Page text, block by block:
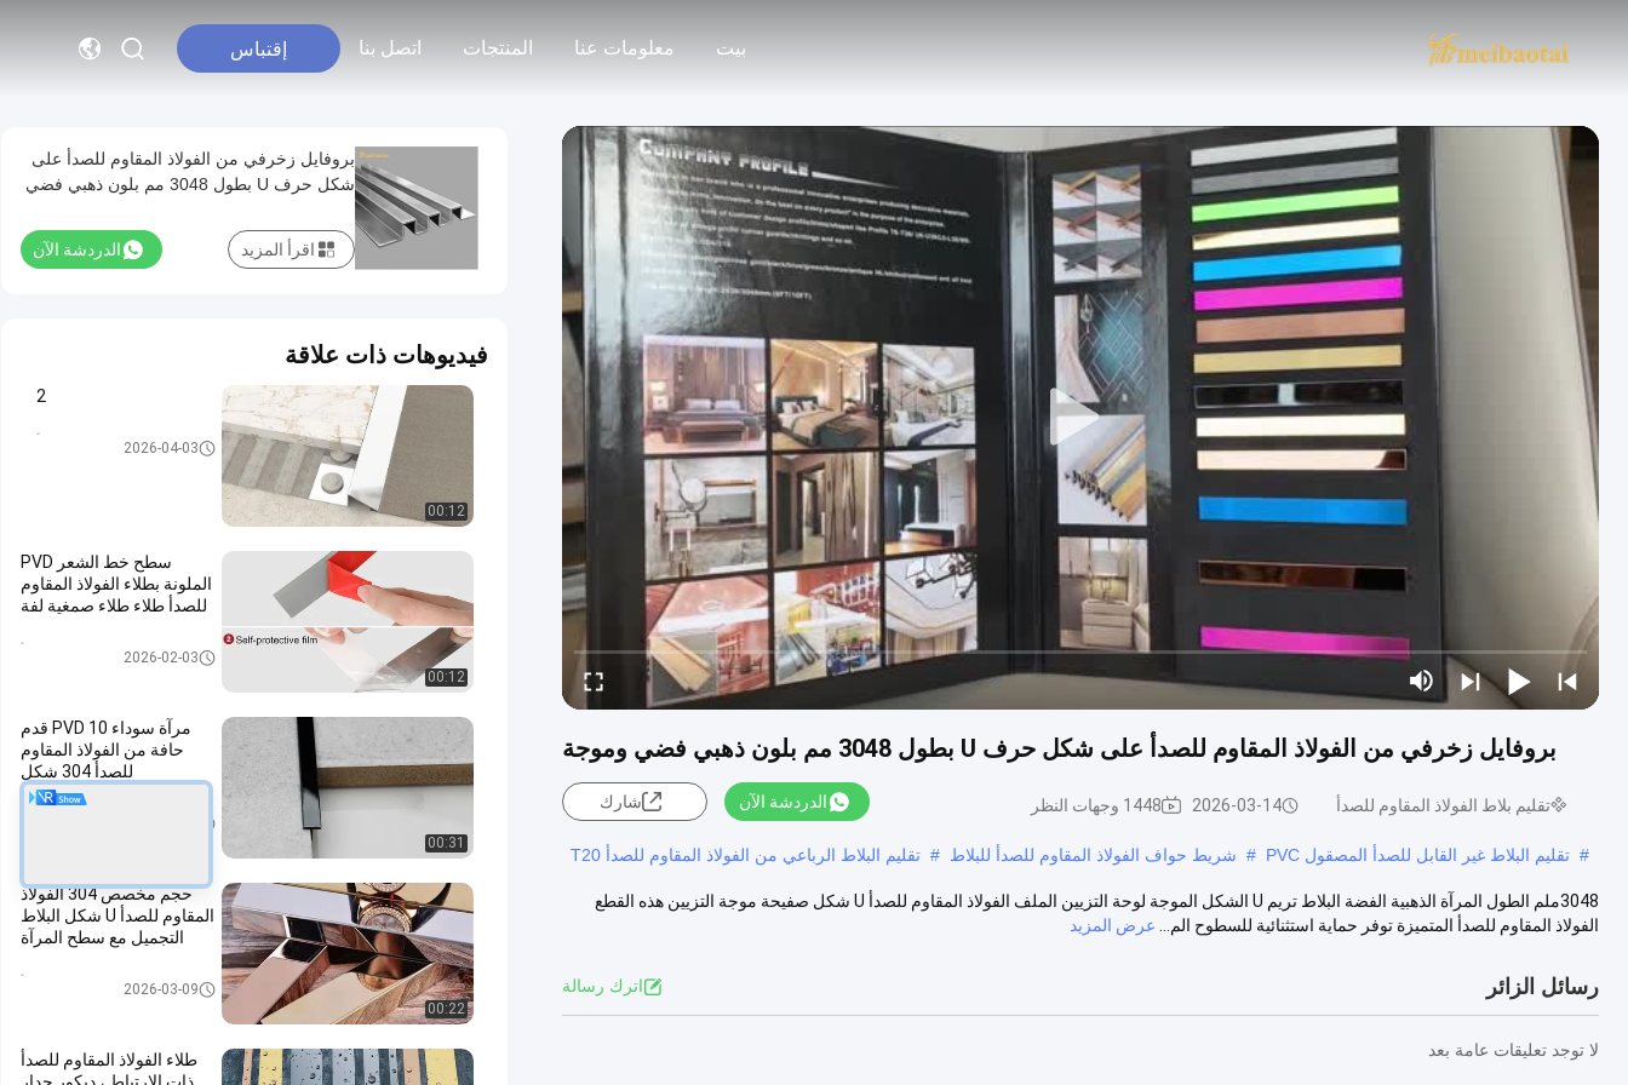
بيت معلومات عنا المنتجات اتصل بنا إقتباس
بروفايل زخرفي من الفولاذ المقاوم للصدأ على شكل حرف U بطول 3048 مم بلون ذهبي فضي وموجة
تقليم بلاط الفولاذ المقاوم للصدأ 2026-03-14 1448 وجهات النظر الدردشة الآن شارك
# تقليم البلاط غير القابل للصدأ المصقول PVC # شريط حواف الفولاذ المقاوم للصدأ للبلاط # تقليم البلاط الرباعي من الفولاذ المقاوم للصدأ T20
3048ملم الطول المرآة الذهبية الفضة البلاط تريم U الشكل الموجة لوحة التزيين الملف الفولاذ المقاوم للصدأ U شكل صفيحة موجة التزيين هذه القطع
الفولاذ المقاوم للصدأ المتميزة توفر حماية استثنائية للسطوح الم...
عرض المزيد
رسائل الزائر اترك رسالة
لا توجد تعليقات عامة بعد
بروفايل زخرفي من الفولاذ المقاوم للصدأ على
شكل حرف U بطول 3048 مم بلون ذهبي فضي
الدردشة الآن اقرأ المزيد
فيديوهات ذات علاقة
00:12
2
تقليم بلاط الفولاذ المقاوم للصدأ
2026-04-03
00:12
سطح خط الشعر PVD
الملونة بطلاء الفولاذ المقاوم
للصدأ طلاء طلاء صمغية لفة
تقليم بلاط الفولاذ المقاوم للصدأ
2026-02-03
00:31
مرآة سوداء PVD 10 قدم
حافة من الفولاذ المقاوم
للصدأ 304 شكل
00:22
حجم مخصص 304 الفولاذ
المقاوم للصدأ U شكل البلاط
التجميل مع سطح المرآة
تقليم بلاط الفولاذ المقاوم للصدأ
2026-03-09
طلاء الفولاذ المقاوم للصدأ